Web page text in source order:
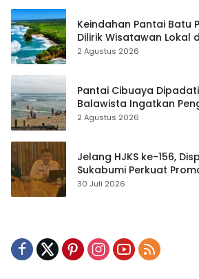
Keindahan Pantai Batu
Dilirik Wisatawan Lokal
2 Agustus 2026
Pantai Cibuaya
Balawista Ingatkan
Waspada
2 Agustus 2026
Jelang HJKS ke-156,
Sukabumi Perkuat
Publikasi Digital
30 Juli 2026